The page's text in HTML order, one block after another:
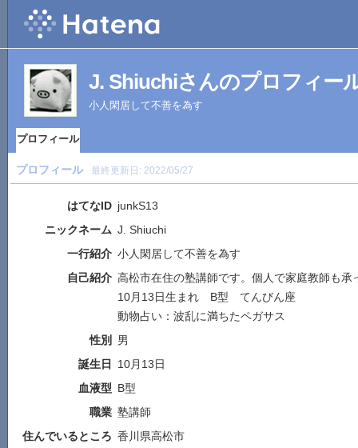
J. Shiuchiさんのプロフィー
小人閑居して不善を為す
プロフィール
プロフィール 最終更新日: 2022/05/27
はてなID junkS13
ニックネーム J. Shiuchi
一行紹介 小人閑居して不善を為す
自己紹介 高松市在住の塾講師です。個人で家庭教師も承
10月13日生まれ B型 てんびん座
動物占い：波乱に満ちたペガサス
性別
男
誕生日
10月13日
血液型 B型
職業 塾講師
住んでいるところ 香川県高松市